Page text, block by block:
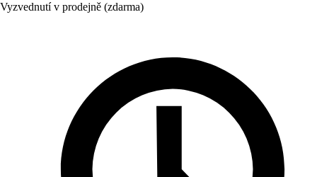
Vyzvednutí v prodejně (zdarma)